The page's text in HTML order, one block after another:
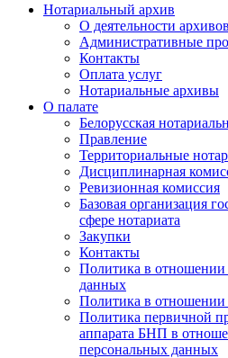
Нотариальный архив
О деятельности архивов
Административные
Контакты
Оплата услуг
Нотариальные архивы
О палате
Белорусская
Правление
Территориальные
Дисциплинарная
Ревизионная комиссия
Базовая организация
сфере нотариата
Закупки
Контакты
Политика в отношении
данных
Политика в отношении
Политика первичной
аппарата БНП в
персональных данных